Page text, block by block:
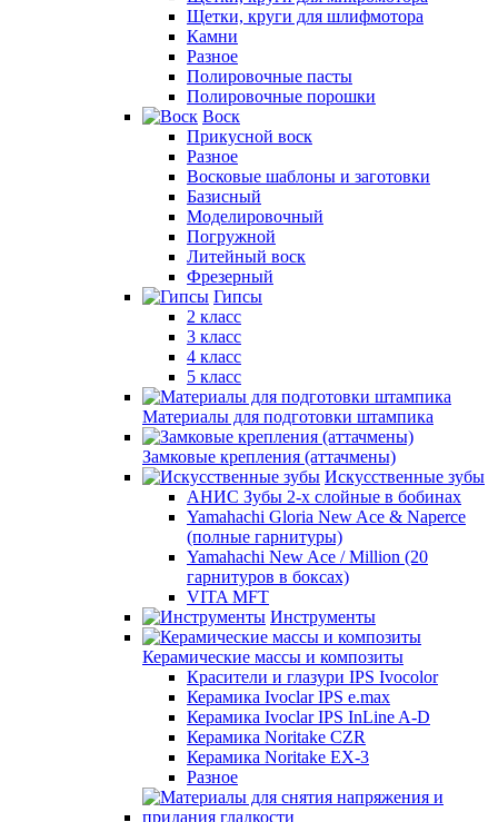
Щетки, круги для шлифмотора
Камни
Разное
Полировочные пасты
Полировочные порошки
Воск
Прикусной воск
Разное
Восковые шаблоны и заготовки
Базисный
Моделировочный
Погружной
Литейный воск
Фрезерный
Гипсы
2 класс
3 класс
4 класс
5 класс
Материалы для подготовки штампика
Замковые крепления (аттачмены)
Искусственные зубы
АНИС Зубы 2-х слойные в бобинах
Yamahachi Gloria New Ace & Naperce
(полные гарнитуры)
Yamahachi New Ace / Million (20
гарнитуров в боксах)
VITA MFT
Инструменты
Керамические массы и композиты
Красители и глазури IPS Ivocolor
Керамика Ivoclar IPS e.max
Керамика Ivoclar IPS InLine A-D
Керамика Noritake CZR
Керамика Noritake EX-3
Разное